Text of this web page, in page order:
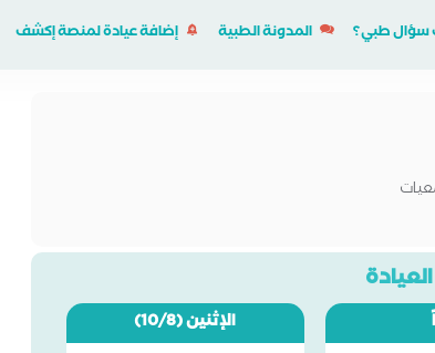
سؤال طبي؟ المدونة الطبية إضافة عيادة لمنصة إكشف
الإثنين(10/8)